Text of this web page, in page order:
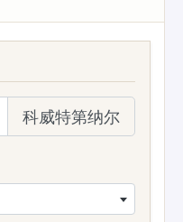
科威特第纳尔